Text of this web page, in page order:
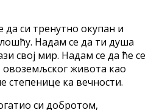
да си тренутно окупан и
Надам се да ти душа
свој мир. Надам се да ће се
овоземљског живота као
степенице ка вечности.
си добротом,